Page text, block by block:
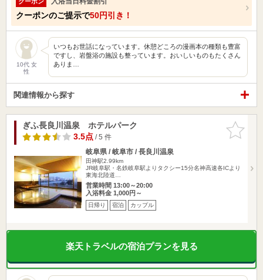
クーポンのご提示で50円引き！
10代 女
性
いつもお世話になっています。休憩どころの漫画本の種類も豊富
ですし、岩盤浴の施設も整っています。おいしいものもたくさん
ありま…
関連情報から探す
お気に入
りに追加
ぎふ長良川温泉 ホテルパーク
3.5点/ 5 件
岐阜県 / 岐阜市 / 長良川温泉
田神駅2.99km
JR岐阜駅・名鉄岐阜駅よりタクシー15分名神高速各ICより
東海北陸道…
営業時間 13:00～20:00
入浴料金 1,000円～
日帰り 宿泊 カップル
楽天トラベルの宿泊プランを見る